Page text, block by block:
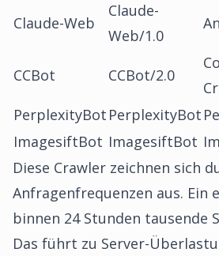
Claude-Web
Claude-
Web/1.0
CCBot CCBot/2.0
PerplexityBot PerplexityBot
ImagesiftBot ImagesiftBot
Diese Crawler zeichnen sich
Anfragenfrequenzen aus. Ein
binnen 24 Stunden tausende
Das führt zu Server-